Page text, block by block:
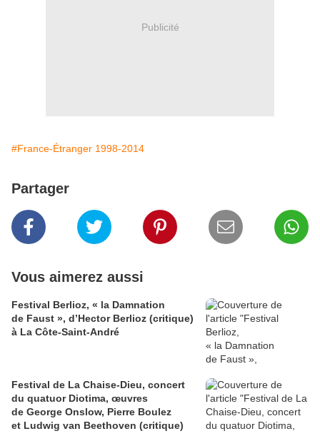
Publicité
#France-Étranger 1998-2014
Partager
Vous aimerez aussi
Festival Berlioz, « la Damnation
de Faust », d’Hector Berlioz (critique)
à La Côte‑Saint‑André
Festival de La Chaise-Dieu, concert
du quatuor Diotima, œuvres
de George Onslow, Pierre Boulez
et Ludwig van Beethoven (critique)